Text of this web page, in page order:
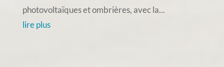
photovoltaïques et ombrières, avec la...
lire plus